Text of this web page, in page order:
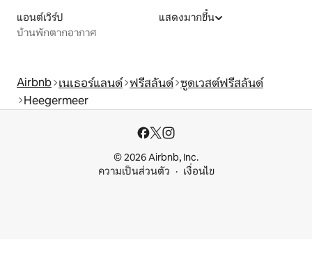
แอนต์เวิร์ป
บ้านพักตากอากาศ
แสดงมากขึ้น
Airbnb เนเธอร์แลนด์ ฟรีสลันด์ ซูดเวสต์ฟรีสลันด์
Heegermeer
© 2026 Airbnb, Inc.
ความเป็นส่วนตัว
เงื่อนไข